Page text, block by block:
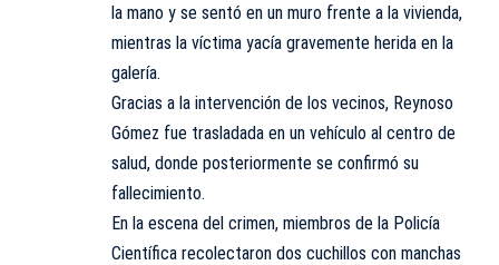
la mano y se sentó en un muro frente a la vivienda,
mientras la víctima yacía gravemente herida en la
galería.
Gracias a la intervención de los vecinos, Reynoso
Gómez fue trasladada en un vehículo al centro de
salud, donde posteriormente se confirmó su
fallecimiento.
En la escena del crimen, miembros de la Policía
Científica recolectaron dos cuchillos con manchas